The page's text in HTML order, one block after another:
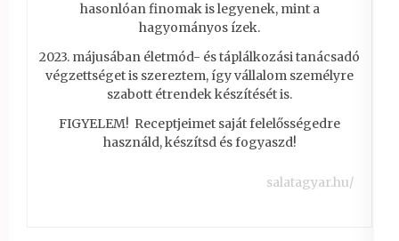
hasonlóan finomak is legyenek, mint a
hagyományos ízek.
2023. májusában életmód- és táplálkozási tanácsadó
végzettséget is szereztem, így vállalom személyre
szabott étrendek készítését is.
FIGYELEM! Receptjeimet saját felelősségedre
használd, készítsd és fogyaszd!
salatagyar.hu/